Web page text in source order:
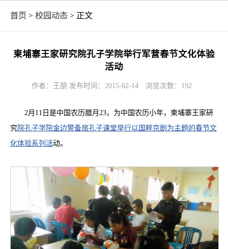
首页 > 校园动态 > 正文
柬埔寨王家研究院孔子学院举行军营春节文化体验
活动
作者：王朋 发布时间：2015-02-14 浏览次数： 192
2月11日是中国农历腊月23，为中国农历小年，柬埔寨王家研
究院孔子学院金边警备旅孔子课堂举行以国粹京剧为主题的春节文
化体验系列活动。